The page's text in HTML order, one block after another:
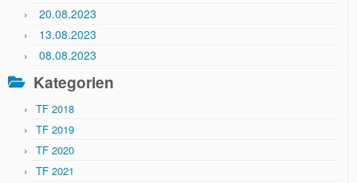
20.08.2023
13.08.2023
08.08.2023
Kategorien
TF 2018
TF 2019
TF 2020
TF 2021